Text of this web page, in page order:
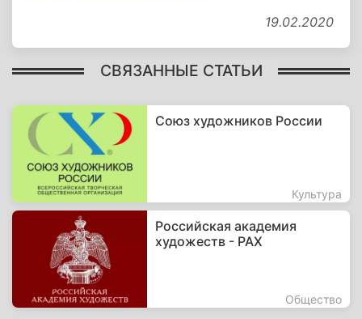
19.02.2020
СВЯЗАННЫЕ СТАТЬИ
Союз художников России
Культура
Российская академия
художеств - РАХ
Общество